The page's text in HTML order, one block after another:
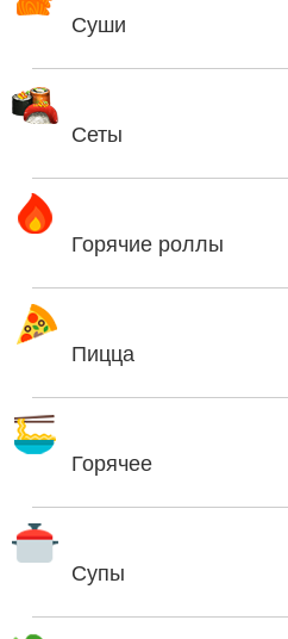
Суши
Сеты
Горячие роллы
Пицца
Горячее
Супы